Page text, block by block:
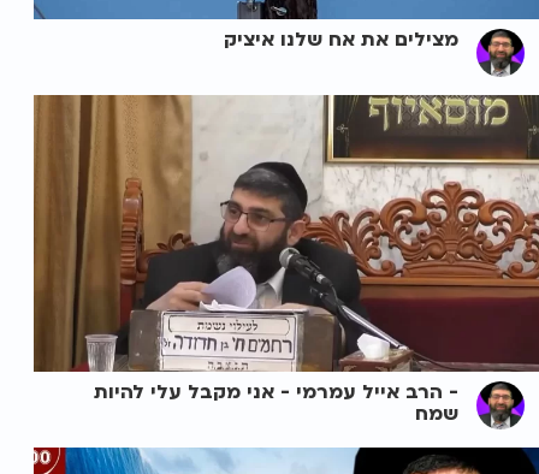
מצילים את אח שלנו איציק
- הרב אייל עמרמי - אני מקבל עלי להיות
שמח